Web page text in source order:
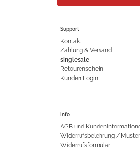
Support
Kontakt
Zahlung & Versand
singlesale
Retourenschein
Kunden Login
Info
AGB und
Widerrufsbelehrung /
Widerrufsformular